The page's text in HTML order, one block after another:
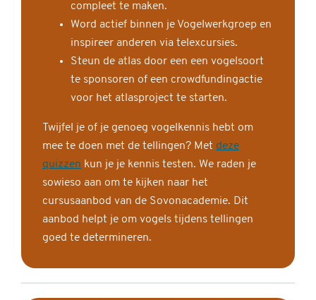
compleet te maken.
Word actief binnen je Vogelwerkgroep en
inspireer anderen via telexcursies.
Steun de atlas door een een vogelsoort
te sponsoren of een crowdfundingactie
voor het atlasproject te starten.
Twijfel je of je genoeg vogelkennis hebt om
mee te doen met de tellingen? Met deze
quizzen kun je je kennis testen. We raden je
sowieso aan om te kijken naar het
cursusaanbod van de Sovonacademie. Dit
aanbod helpt je om vogels tijdens tellingen
goed te determineren.